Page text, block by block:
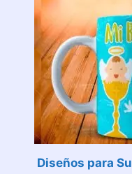
Diseños para